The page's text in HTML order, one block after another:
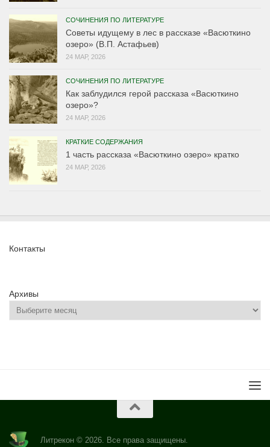
СОЧИНЕНИЯ ПО ЛИТЕРАТУРЕ
Советы идущему в лес в рассказе «Васюткино
озеро» (В.П. Астафьев)
24 МАР, 2026
СОЧИНЕНИЯ ПО ЛИТЕРАТУРЕ
Как заблудился герой рассказа «Васюткино
озеро»?
24 МАР, 2026
КРАТКИЕ СОДЕРЖАНИЯ
1 часть рассказа «Васюткино озеро» кратко
24 МАР, 2026
Контакты
Архивы
Литрекон © 2026. Все права защищены.